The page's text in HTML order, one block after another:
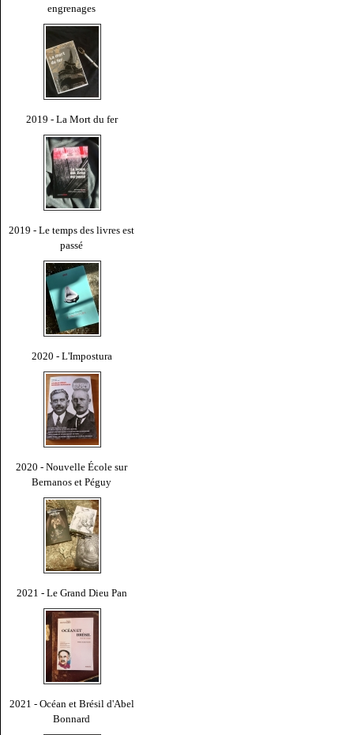
engrenages
2019 - La Mort du fer
2019 - Le temps des livres est
passé
2020 - L'Impostura
2020 - Nouvelle École sur
Bernanos et Péguy
2021 - Le Grand Dieu Pan
2021 - Océan et Brésil d'Abel
Bonnard